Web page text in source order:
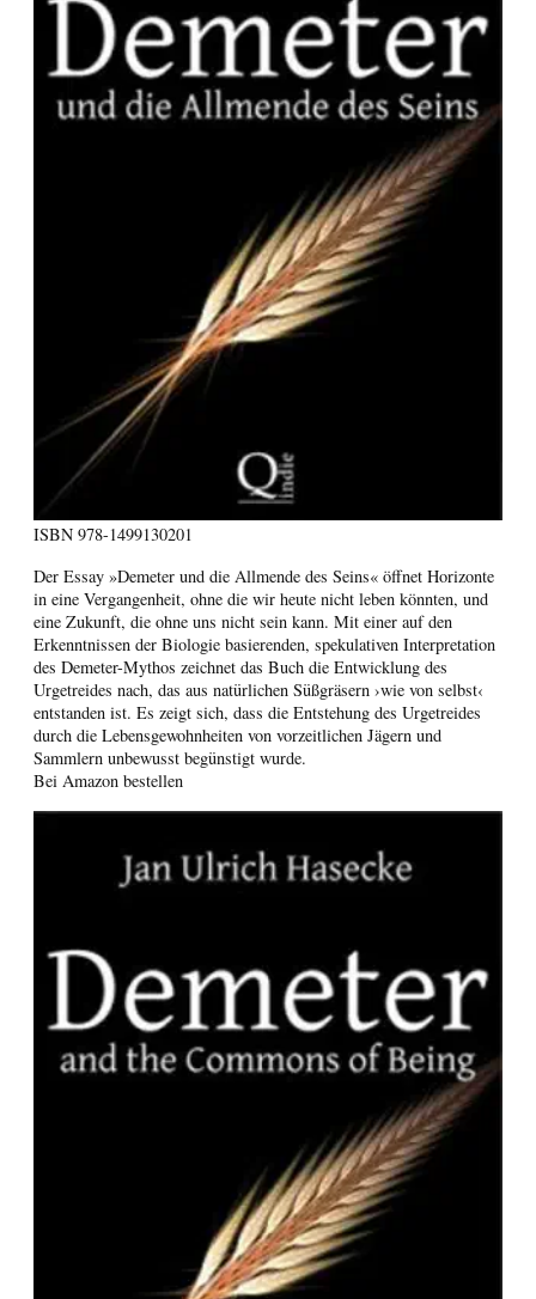
ISBN 978-1499130201
Der Essay »Demeter und die Allmende des Seins« öffnet Horizonte
in eine Vergangenheit, ohne die wir heute nicht leben könnten, und
eine Zukunft, die ohne uns nicht sein kann. Mit einer auf den
Erkenntnissen der Biologie basierenden, spekulativen Interpretation
des Demeter-Mythos zeichnet das Buch die Entwicklung des
Urgetreides nach, das aus natürlichen Süßgräsern ›wie von selbst‹
entstanden ist. Es zeigt sich, dass die Entstehung des Urgetreides
durch die Lebensgewohnheiten von vorzeitlichen Jägern und
Sammlern unbewusst begünstigt wurde.
Bei Amazon bestellen